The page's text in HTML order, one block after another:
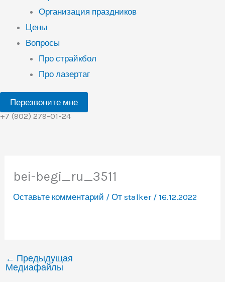
Организация праздников
Цены
Вопросы
Про страйкбол
Про лазертаг
Перезвоните мне
+7 (902) 279-01-24
bei-begi_ru_3511
Оставьте комментарий / Отstalker / 16.12.2022
← Предыдущая
Медиафайлы